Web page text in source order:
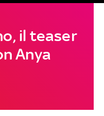
il teaser
Anya